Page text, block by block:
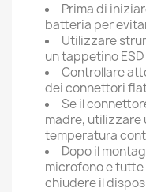
Prima di
batteria per
Utilizzare
un tappetino
Controllare
dei connettori
Se il
madre, utilizzare
temperatura
Dopo il
microfono e
chiudere il